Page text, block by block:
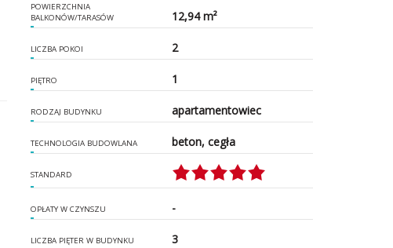
POWIERZCHNIA
BALKONÓW/TARASÓW
12,94 m²
LICZBA POKOI 2
PIĘTRO 1
RODZAJ BUDYNKU apartamentowiec
TECHNOLOGIA BUDOWLANA beton, cegła
STANDARD
OPŁATY W CZYNSZU -
LICZBA PIĘTER W BUDYNKU 3